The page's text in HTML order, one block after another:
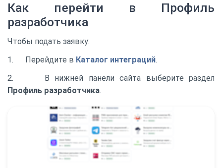
Как перейти в Профиль
разработчика
Чтобы подать заявку:
1. Перейдите в Каталог интеграций.
2. В нижней панели сайта выберите раздел
Профиль разработчика.